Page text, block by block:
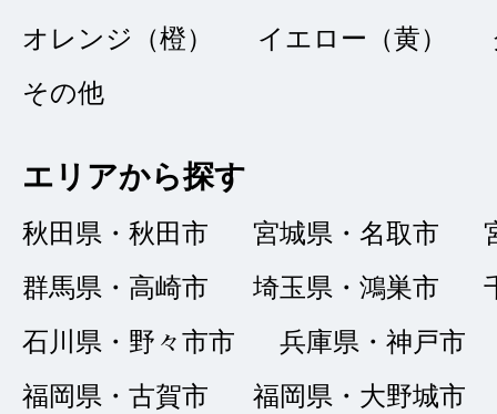
5点
総合評価
2021/10/26
ふたご座
販売店の評価
接客：5 ｜ 雰囲
オレンジ（橙）
イエロー（黄）
その他
エリアから探す
秋田県・秋田市 宮城県・名取市
群馬県・高崎市
埼玉県・鴻巣市
石川県・野々市市
兵庫県・神戸市
福岡県・古賀市
福岡県・大野城市